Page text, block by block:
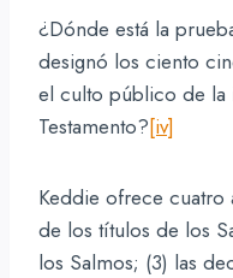
¿Dónde está la
designó los ciento
el culto público de la
Testamento?[iv]
Keddie ofrece cuatro
de los títulos de los
los Salmos; (3) las